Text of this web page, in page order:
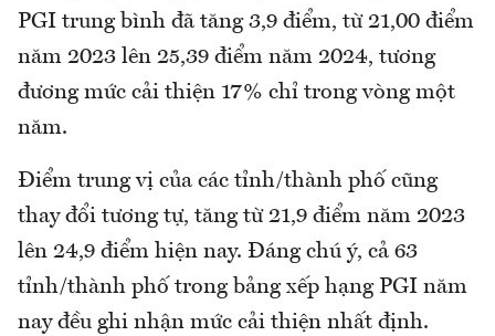
PGI trung bình đã tăng 3,9 điểm, từ 21,00 điểm
năm 2023 lên 25,39 điểm năm 2024, tương
đương mức cải thiện 17% chỉ trong vòng một
năm.
Điểm trung vị của các tỉnh/thành phố cũng
thay đổi tương tự, tăng từ 21,9 điểm năm 2023
lên 24,9 điểm hiện nay. Đáng chú ý, cả 63
tỉnh/thành phố trong bảng xếp hạng PGI năm
nay đều ghi nhận mức cải thiện nhất định.